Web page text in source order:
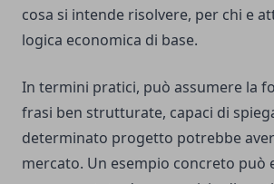
cosa si intende risolvere, per chi e
logica economica di base.
In termini pratici, può assumere la
frasi ben strutturate, capaci di
determinato progetto potrebbe
mercato. Un esempio concreto può